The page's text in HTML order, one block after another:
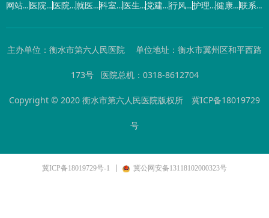
网站首页 医院概况 医院动态 就医指南 科室导航 医生介绍 党建工作 行风建设 护理园地 健康园地 联系我们
主办单位：衡水市第六人民医院 单位地址：衡水市冀州区和平西路
173号 医院总机：0318-8612704
Copyright © 2020 衡水市第六人民医院版权所 冀ICP备18019729
号
冀ICP备18019729号-1 冀公网安备13118102000323号